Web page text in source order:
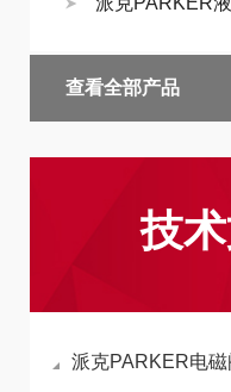
查看全部产品
技
派克PARKER电磁阀手动好使